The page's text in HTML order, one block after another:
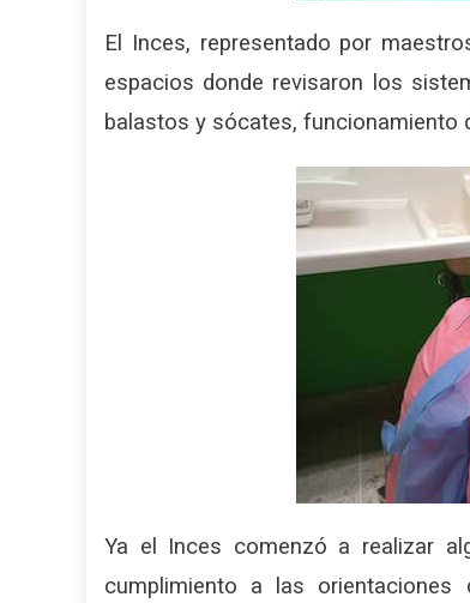
El Inces, representado por
espacios donde revisaron los
balastos y sócates,
Ya el Inces comenzó a realizar
cumplimiento a las